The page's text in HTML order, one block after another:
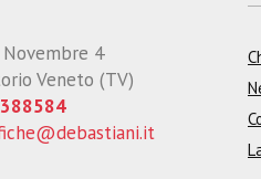
4
Veneto (TV)